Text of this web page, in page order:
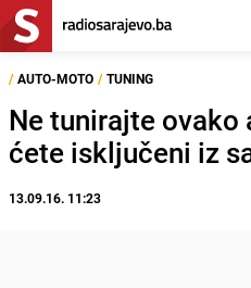
/ AUTO-MOTO / TUNING
Ne tunirajte
ćete isključeni iz
13.09.16. 11:23